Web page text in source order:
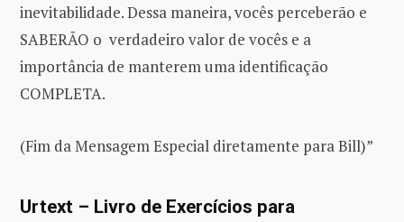
inevitabilidade. Dessa maneira, vocês perceberão e
SABERÃO o verdadeiro valor de vocês e a
importância de manterem uma identificação
COMPLETA.
(Fim da Mensagem Especial diretamente para Bill)”
Urtext – Livro de Exercícios para